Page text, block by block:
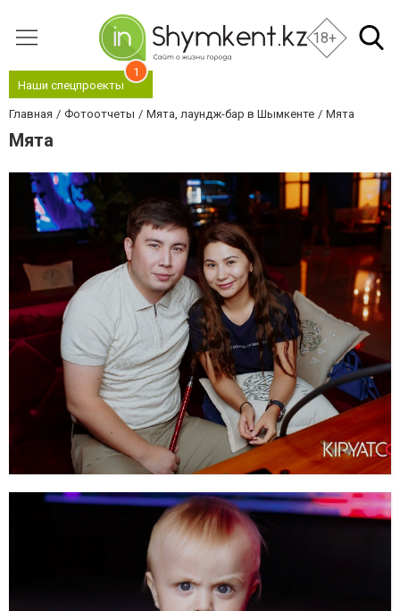
18+
Наши спецпроекты
1
Главная Фотоотчеты Мята, лаундж-бар в Шымкенте Мята
Мята